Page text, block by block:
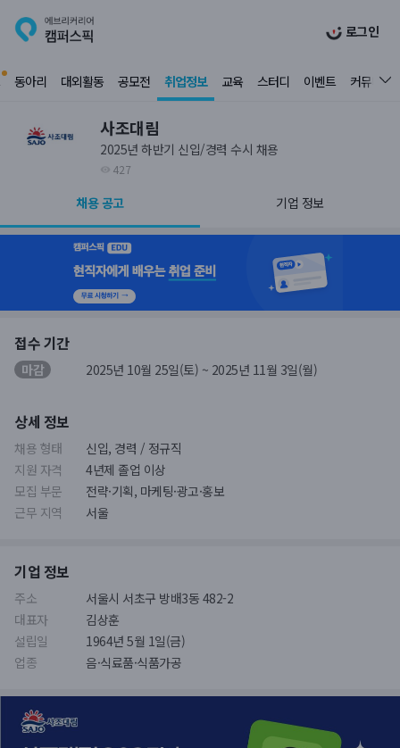
로그인
동아리 대외활동 공모전 취업정보 교육 스터디 이벤트 커뮤니티
사조대림
2025년 하반기 신입/경력 수시 채용
427
채용 공고 기업 정보
접수 기간
마감 2025년 10월 25일(토) ~ 2025년 11월 3일(월)
상세 정보
채용 형태
신입, 경력 / 정규직
지원 자격
4년제 졸업 이상
모집 부문
전략·기획, 마케팅·광고·홍보
근무 지역
서울
기업 정보
주소
서울시 서초구 방배3동 482-2
대표자
김상훈
설립일
1964년 5월 1일(금)
업종
음·식료품·식품가공